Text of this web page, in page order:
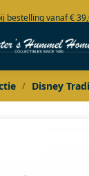
bestelling vanaf €
collectie in voorraad
/ Disney